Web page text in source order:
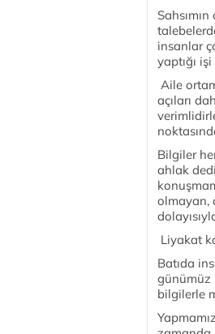
insanlar
yaptığı
Aile
açıları
Bilgiler
ahlak
olmayan,
Liyakat
Batıda
günümüz
bilgilerle